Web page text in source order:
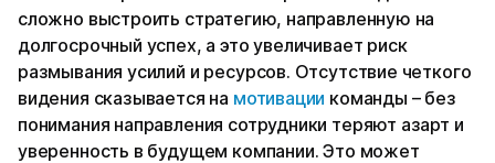
сложно выстроить стратегию, направленную на
долгосрочный успех, а это увеличивает риск
размывания усилий и ресурсов. Отсутствие четкого
видения сказывается на мотивации команды – без
понимания направления сотрудники теряют азарт и
уверенность в будущем компании. Это может